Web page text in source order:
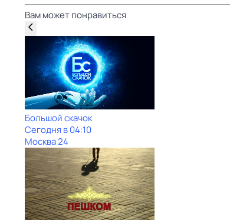
Вам может понравиться
Большой скачок
Сегодня в 04:10
Москва 24